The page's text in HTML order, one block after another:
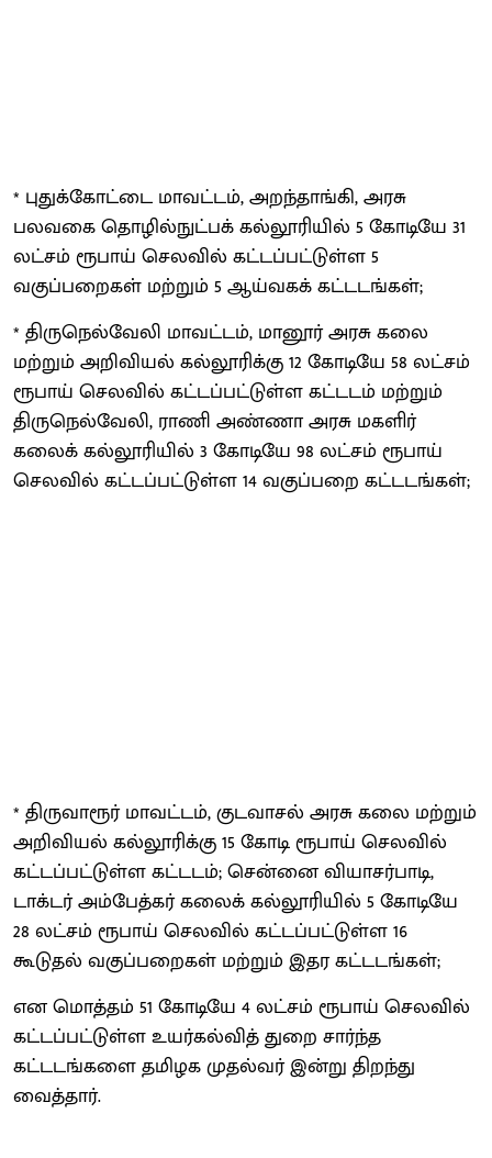
* புதுக்கோட்டை மாவட்டம், அறந்தாங்கி, அரசு
பலவகை தொழில்நுட்பக் கல்லூரியில் 5 கோடியே 31
லட்சம் ரூபாய் செலவில் கட்டப்பட்டுள்ள 5
வகுப்பறைகள் மற்றும் 5 ஆய்வகக் கட்டடங்கள்;
* திருநெல்வேலி மாவட்டம், மானூர் அரசு கலை
மற்றும் அறிவியல் கல்லூரிக்கு 12 கோடியே 58 லட்சம்
ரூபாய் செலவில் கட்டப்பட்டுள்ள கட்டடம் மற்றும்
திருநெல்வேலி, ராணி அண்ணா அரசு மகளிர்
கலைக் கல்லூரியில் 3 கோடியே 98 லட்சம் ரூபாய்
செலவில் கட்டப்பட்டுள்ள 14 வகுப்பறை கட்டடங்கள்;
* திருவாரூர் மாவட்டம், குடவாசல் அரசு கலை மற்றும்
அறிவியல் கல்லூரிக்கு 15 கோடி ரூபாய் செலவில்
கட்டப்பட்டுள்ள கட்டடம்; சென்னை வியாசர்பாடி,
டாக்டர் அம்பேத்கர் கலைக் கல்லூரியில் 5 கோடியே
28 லட்சம் ரூபாய் செலவில் கட்டப்பட்டுள்ள 16
கூடுதல் வகுப்பறைகள் மற்றும் இதர கட்டடங்கள்;
என மொத்தம் 51 கோடியே 4 லட்சம் ரூபாய் செலவில்
கட்டப்பட்டுள்ள உயர்கல்வித் துறை சார்ந்த
கட்டடங்களை தமிழக முதல்வர் இன்று திறந்து
வைத்தார்.